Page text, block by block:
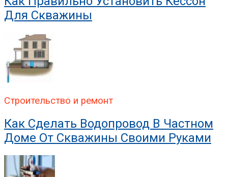
Для Скважины
Строительство и ремонт
Как Сделать Водопровод В Частном
Доме От Скважины Своими Руками